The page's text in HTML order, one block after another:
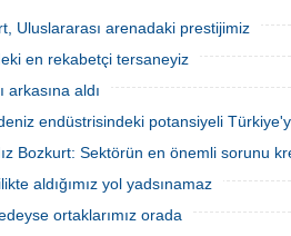
işletmeciliği A.Ş, kısa sürede sektörde
adından sıkça söz ettirmeye başladı.
Uluslararası arenadaki prestijimiz
en rekabetçi tersaneyiz
arkasına aldı
endüstrisindeki potansiyeli
Bozkurt: Sektörün en önemli sorunu
aldığımız yol yadsınamaz
ortaklarımız orada